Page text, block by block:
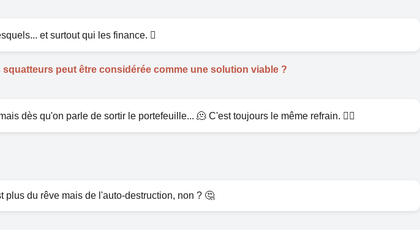
et surtout qui les finance. 񈫵
peut être considérée comme une solution viable ?
dès qu'on parle de sortir le portefeuille... 🫠 C'est toujours le même refrain. 🤷‍♀️
plus du rêve mais de l'auto-destruction, non ? 🤔